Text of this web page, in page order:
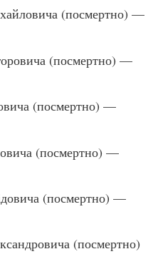
(посмертно) —
(посмертно) —
(посмертно) —
(посмертно) —
(посмертно) —
(посмертно)